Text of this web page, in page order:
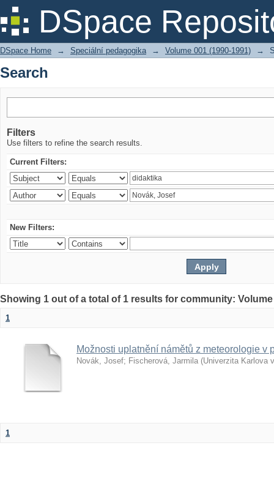
DSpace
Search
DSpace Home → Speciální pedagogika → Volume 001 (1990-1991) →
Search
Filters
Use filters to refine the search results.
Current Filters:
New Filters:
Showing 1 out of a total of 1 results for community: Volume
1
Možnosti uplatnění námětů z meteorologie v
Novák, Josef; Fischerová, Jarmila (Univerzita Karlova
1